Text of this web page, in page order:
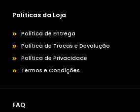
Políticas da Loja
Política de Entrega
Política de Trocas e Devolução
Política de Privacidade
Termos e Condições
FAQ